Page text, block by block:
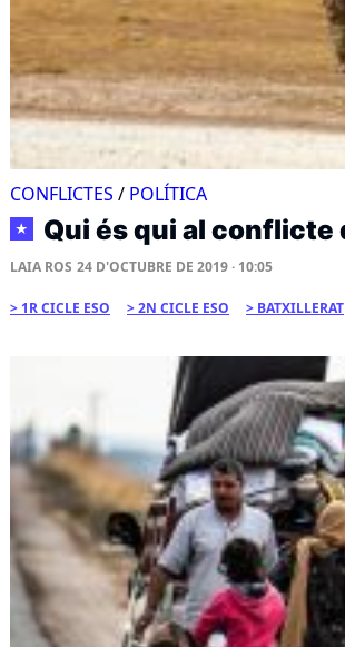
CONFLICTES / POLÍTICA
★ Qui és qui al conflicte
LAIA ROS 24 D'OCTUBRE DE 2019 · 10:05
1R CICLE ESO 2N CICLE ESO BATXILLERAT